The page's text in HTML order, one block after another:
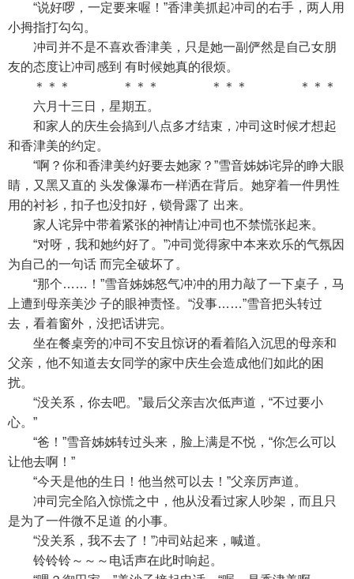
“说好啰，一定要来喔！”香津美抓起冲司的右手，两人用
小拇指打勾勾。
冲司并不是不喜欢香津美，只是她一副俨然是自己女朋
友的态度让冲司感到 有时候她真的很烦。
＊＊＊ ＊＊＊ ＊＊＊ ＊＊＊
六月十三日，星期五。
和家人的庆生会搞到八点多才结束，冲司这时候才想起
和香津美的约定。
“啊？你和香津美约好要去她家？”雪音姊姊诧异的睁大眼
睛，又黑又直的 头发像瀑布一样洒在背后。她穿着一件男性
用的衬衫，扣子也没扣好，锁骨露了 出来。
家人诧异中带着紧张的神情让冲司也不禁慌张起来。
“对呀，我和她约好了。”冲司觉得家中本来欢乐的气氛因
为自己的一句话 而完全破坏了。
“那个……！”雪音姊姊怒气冲冲的用力敲了一下桌子，马
上遭到母亲美沙 子的眼神责怪。“没事……”雪音把头转过
去，看着窗外，没把话讲完。
坐在餐桌旁的冲司不安且惊讶的看着陷入沉思的母亲和
父亲，他不知道去女同学的家中庆生会造成他们如此的困
扰。
“没关系，你去吧。”最后父亲吉次低声道，“不过要小
心。”
“爸！”雪音姊姊转过头来，脸上满是不悦，“你怎么可以
让他去啊！”
“今天是他的生日！他当然可以去！”父亲厉声道。
冲司完全陷入惊慌之中，他从没看过家人吵架，而且只
是为了一件微不足道 的小事。
“没关系，我不去了！”冲司站起来，喊道。
铃铃铃～～～电话声在此时响起。